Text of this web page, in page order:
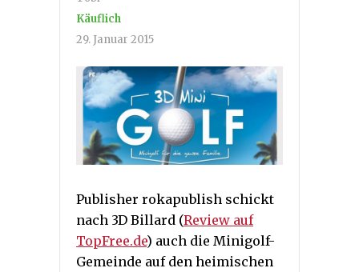
Käuflich
29. Januar 2015
Publisher rokapublish schickt
nach 3D Billard (Review auf
TopFree.de) auch die Minigolf-
Gemeinde auf den heimischen